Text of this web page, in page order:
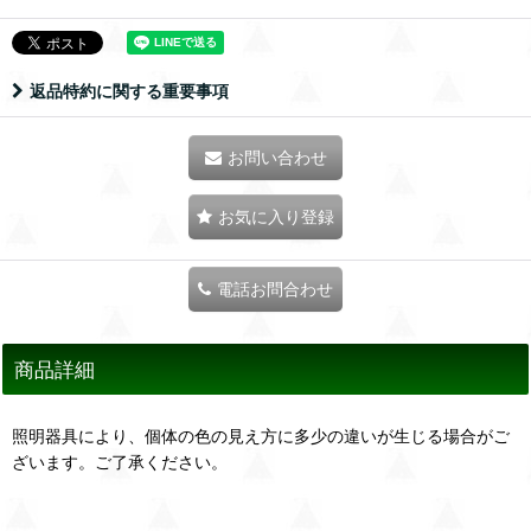
返品特約に関する重要事項
お問い合わせ
お気に入り登録
電話お問合わせ
商品詳細
照明器具により、個体の色の見え方に多少の違いが生じる場合がご
ざいます。ご了承ください。